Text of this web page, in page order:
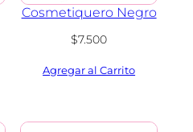
Cosmetiquero Negro
$7.500